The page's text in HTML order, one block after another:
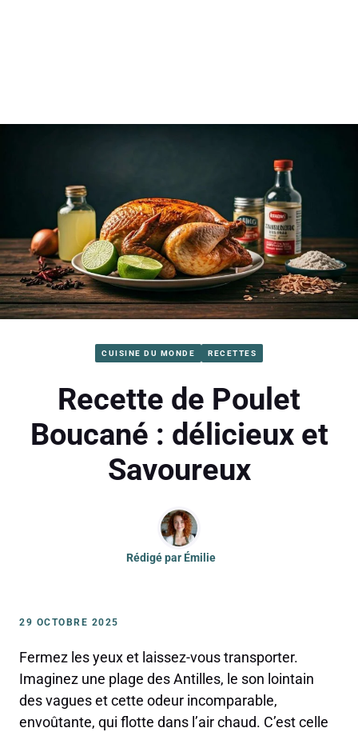
CUISINE DU MONDE RECETTES
Recette de Poulet
Boucané : délicieux et
Savoureux
Rédigé par Émilie
29 OCTOBRE 2025
Fermez les yeux et laissez-vous transporter.
Imaginez une plage des Antilles, le son lointain
des vagues et cette odeur incomparable,
envoûtante, qui flotte dans l’air chaud. C’est celle